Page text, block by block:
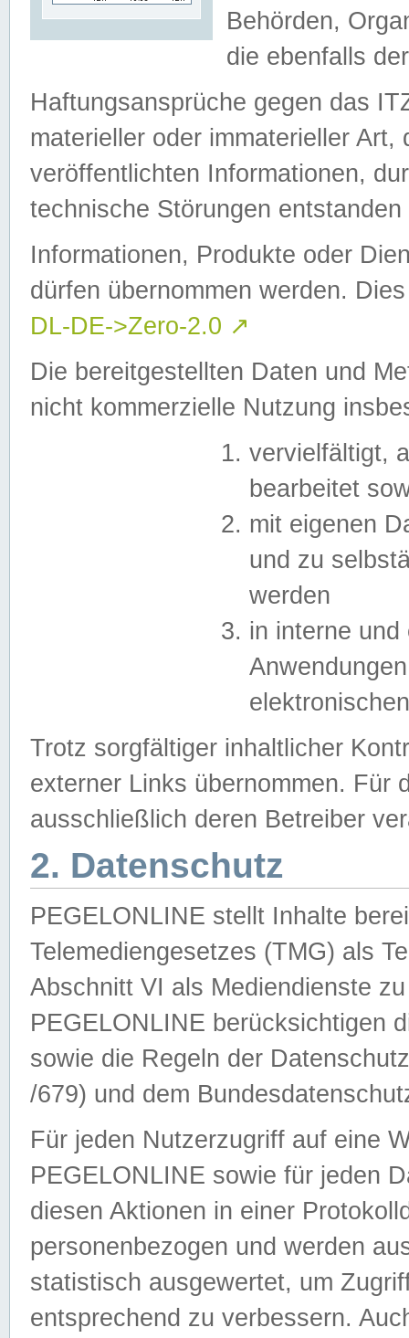
Behörden,
die ebenfalls
Haftungsansprüche gegen das
materieller oder immaterieller
veröffentlichten Informationen,
technische Störungen
Informationen, Produkte oder
dürfen übernommen werden.
DL-DE->Zero-2.0 ↗
Die bereitgestellten Daten und
nicht kommerzielle Nutzung
vervielfältigt,
bearbeitet
mit eigenen
und zu
werden
in interne
Trotz sorgfältiger inhaltlicher
externer Links übernommen. Für
ausschließlich deren Betreiber
2. Datenschutz
PEGELONLINE stellt Inhalte
Telemediengesetzes (TMG) als
Abschnitt VI als Mediendienste
PEGELONLINE berücksichtigen
sowie die Regeln der
/679) und dem
Für jeden Nutzerzugriff auf eine
PEGELONLINE sowie für jeden
diesen Aktionen in einer
personenbezogen und werden
statistisch ausgewertet, um
entsprechend zu verbessern.